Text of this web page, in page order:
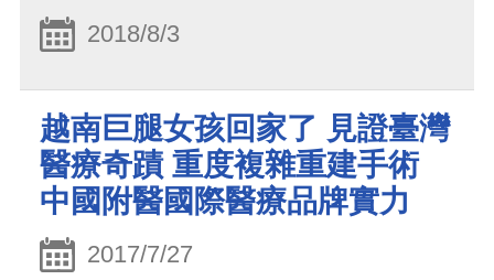
2018/8/3
越南巨腿女孩回家了 見證臺灣
醫療奇蹟 重度複雜重建手術
中國附醫國際醫療品牌實力
2017/7/27